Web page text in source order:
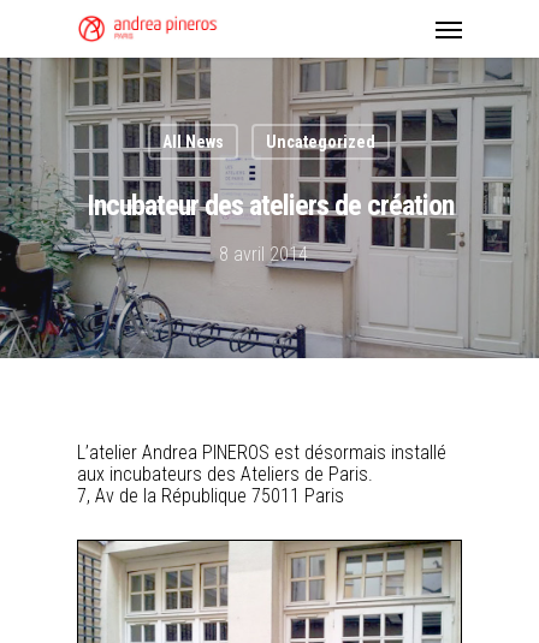
All News Uncategorized
Incubateur des ateliers de création
8 avril 2014
L’atelier Andrea PINEROS est désormais installé
aux incubateurs des Ateliers de Paris.
7, Av de la République 75011 Paris